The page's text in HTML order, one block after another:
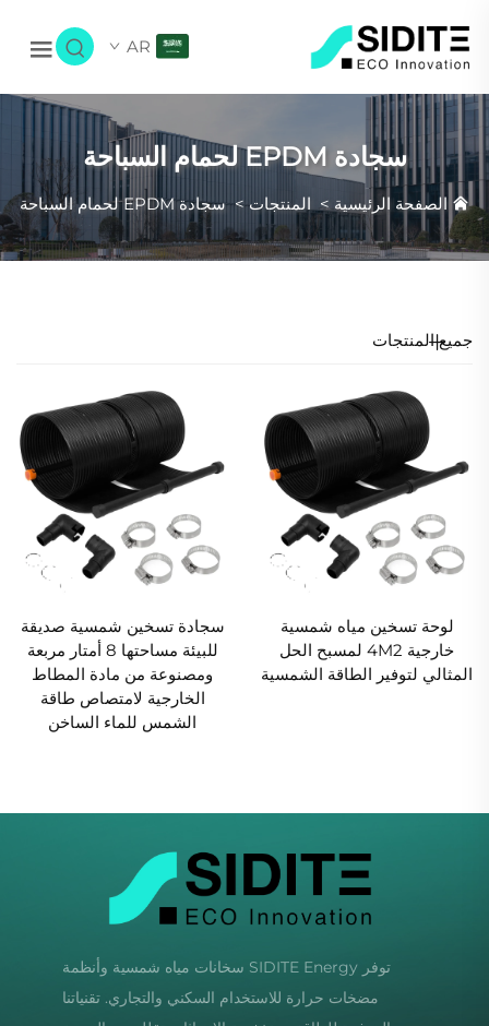
AR
سجادة EPDM لحمام السباحة
الصفحة الرئيسية > المنتجات>سجادة EPDM لحمام السباحة
جميع المنتجات
لوحة تسخين مياه شمسية
خارجية 4M2 لمسبح الحل
المثالي لتوفير الطاقة الشمسية
سجادة تسخين شمسية صديقة
للبيئة مساحتها 8 أمتار مربعة
ومصنوعة من مادة المطاط
الخارجية لامتصاص طاقة
الشمس للماء الساخن
توفر SIDITE Energy سخانات مياه شمسية وأنظمة
مضخات حرارة للاستخدام السكني والتجاري. تقنياتنا